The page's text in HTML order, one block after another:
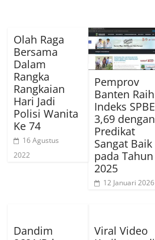
Olah Raga
Bersama
Dalam
Rangka
Rangkaian
Hari Jadi
Polisi Wanita
Ke 74
16 Agustus
2022
Pemprov
Banten Raih
Indeks SPBE
3,69 dengan
Predikat
Sangat Baik
pada Tahun
2025
12 Januari 2026
Dandim
Viral Video